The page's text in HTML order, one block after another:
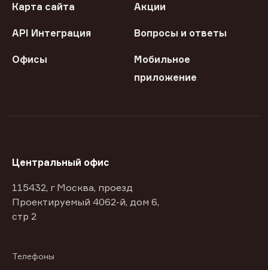
Карта сайта Акции
API Интеграция Вопросы и ответы
Офисы
Мобильное
приложение
Центральный офис
115432, г Москва, проезд
Проектируемый 4062-й, дом 6,
стр 2
Телефоны